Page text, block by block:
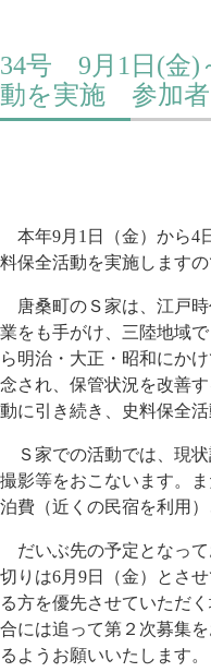
34号 9月1日(金)
動を実施 参加者
本年9月1日（金）から4
料保全活動を実施します
唐桑町のＳ家は、江戸時
業をも手がけ、三陸地域
ら明治・大正・昭和にか
念され、保管状況を改善
動に引き続き、史料保全
Ｓ家での活動では、現状
撮影等をおこないます。
泊費（近くの民宿を利用
だいぶ先の予定となって
切りは6月9日（金）とさ
る方を優先させていただ
合には追って第２次募集
るようお願いいたします。